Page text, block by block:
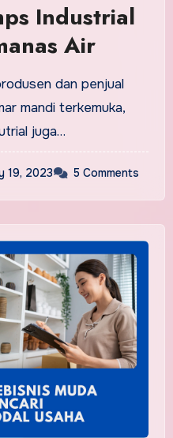
Industrial
Air
dan penjual
mandi terkemuka,
juga…
19, 2023 5 Comments